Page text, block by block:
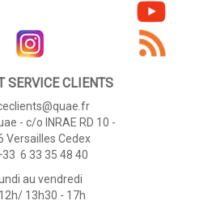
SERVICE CLIENTS
- c/o INRAE RD 10 -
Versailles Cedex
6 33 35 48 40
au vendredi
13h30 - 17h